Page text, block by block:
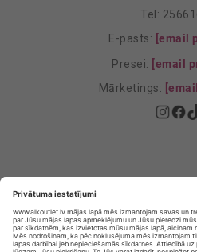
Tel:
E-pasts: [email
Presei: [email
Mārketings:
Privātuma
E-veikala